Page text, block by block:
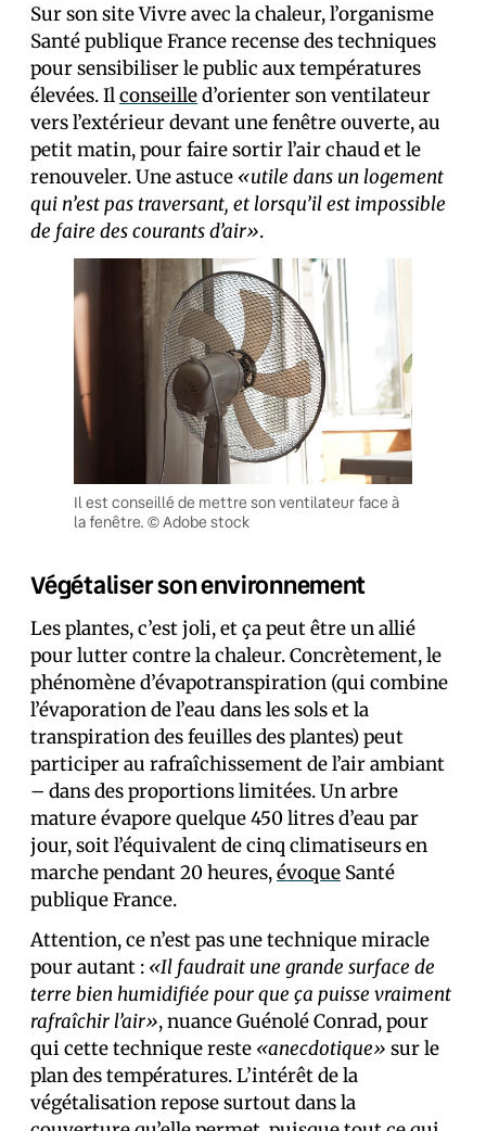
Sur son site Vivre avec la chaleur, l’organisme
Santé publique France recense des techniques
pour sensibiliser le public aux températures
élevées. Ilconseilled’orienter son ventilateur
vers l’extérieur devant une fenêtre ouverte, au
petit matin, pour faire sortir l’air chaud et le
renouveler. Une astuce «utile dans un logement
qui n’est pas traversant, et lorsqu’il est impossible
de faire des courants d’air».
Il est conseillé de mettre son ventilateur face à
la fenêtre. © Adobe stock
Végétaliser son environnement
Les plantes, c’est joli, et ça peut être un allié
pour lutter contre la chaleur. Concrètement, le
phénomène d’évapotranspiration (qui combine
l’évaporation de l’eau dans les sols et la
transpiration des feuilles des plantes) peut
participer au rafraîchissement de l’air ambiant
– dans des proportions limitées. Un arbre
mature évapore quelque 450 litres d’eau par
jour, soit l’équivalent de cinq climatiseurs en
marche pendant 20 heures,évoque Santé
publique France.
Attention, ce n’est pas une technique miracle
pour autant : «Il faudrait une grande surface de
terre bien humidifiée pour que ça puisse vraiment
rafraîchir l’air», nuance Guénolé Conrad, pour
qui cette technique reste «anecdotique» sur le
plan des températures. L’intérêt de la
végétalisation repose surtout dans la